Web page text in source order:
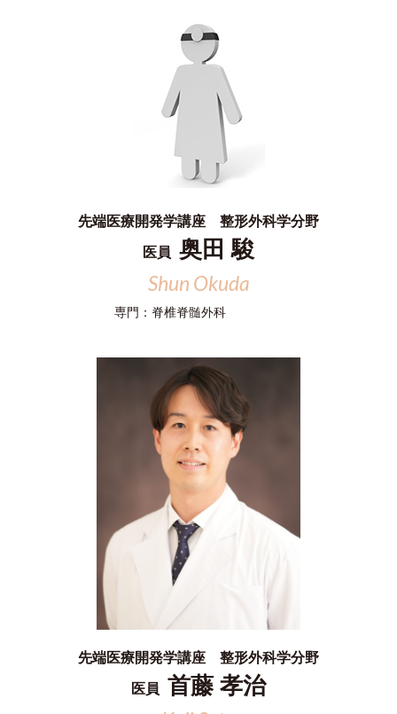
先端医療開発学講座 整形外科学分野
医員 奥田 駿
Shun Okuda
専門： 脊椎脊髄外科
先端医療開発学講座 整形外科学分野
医員 首藤 孝治